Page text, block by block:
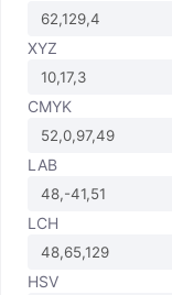
XYZ
CMYK
LAB
LCH
HSV